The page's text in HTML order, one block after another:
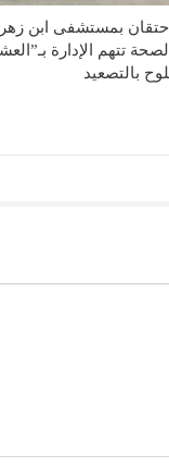
إحتقان بمستشفى ابن
الصحة تتهم الإدارة
بالتصعيد